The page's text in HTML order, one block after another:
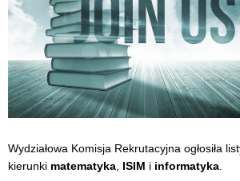
Wydziałowa Komisja Rekrutacyjna ogłosiła
kierunki matematyka ISIM i informatyka